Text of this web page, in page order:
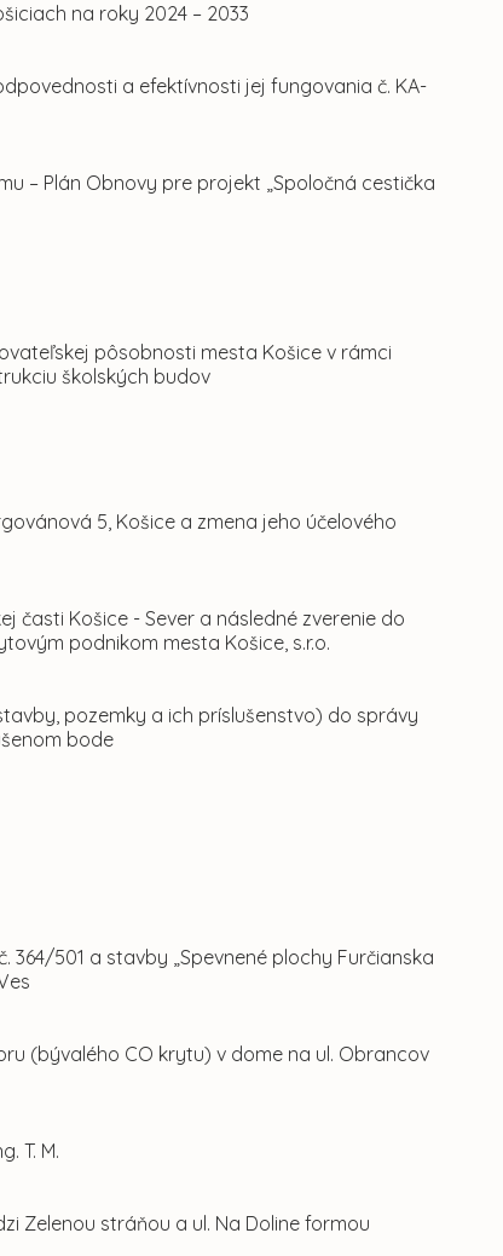
na roky 2024 – 2033
a efektívnosti jej fungovania č. KA-
– Plán Obnovy pre projekt „Spoločná cestička
pôsobnosti mesta Košice v rámci
školských budov
5, Košice a zmena jeho účelového
časti Košice - Sever a následné zverenie do
podnikom mesta Košice, s.r.o.
pozemky a ich príslušenstvo) do správy
bode
364/501 a stavby „Spevnené plochy Furčianska
(bývalého CO krytu) v dome na ul. Obrancov
T. M.
Zelenou stráňou a ul. Na Doline formou